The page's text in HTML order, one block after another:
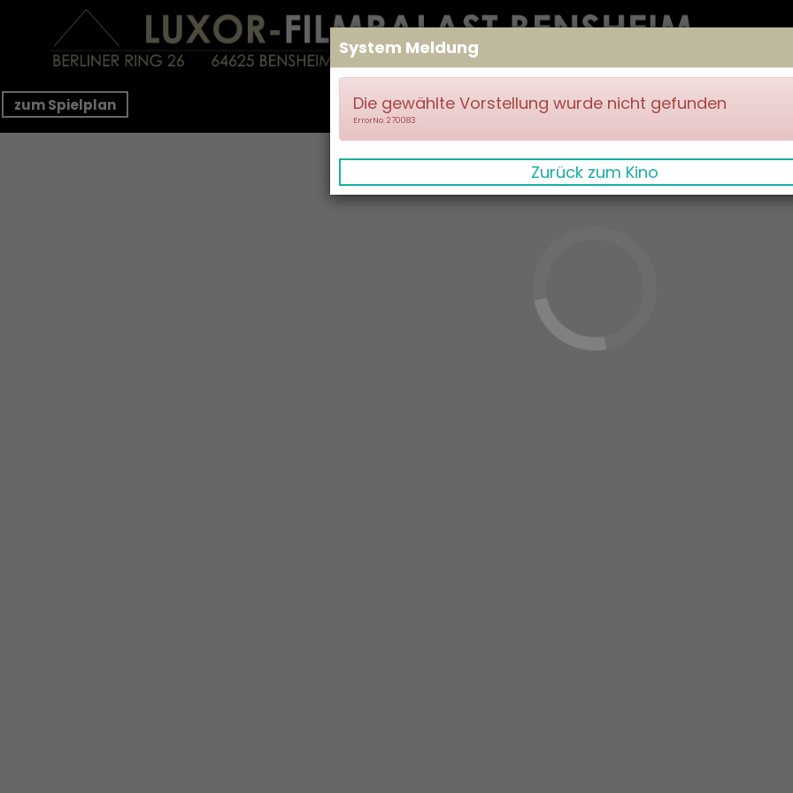
zum Spielplan
System Meldung
Die gewählte Vorstellung wurde nicht gefunden
ErrorNo. 270083
Zurück zum Kino